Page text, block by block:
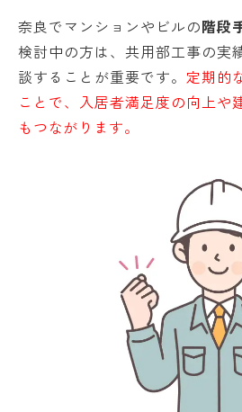
奈良でマンションやビルの階段
検討中の方は、共用部工事の実
談することが重要です。定期的
ことで、入居者満足度の向上や
もつながります。